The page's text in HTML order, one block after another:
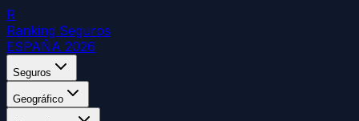
R
Ranking Seguros
ESPAÑA 2026
Seguros
Geográfico